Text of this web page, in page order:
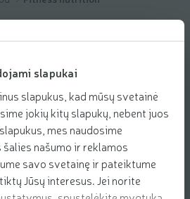
slapukai
slapukus, kad mūsų svetainė
jokių kitų slapukų, nebent juos
mes naudosime
našumo ir reklamos
savo svetainę ir pateiktume
Jūsų interesus. Jei norite